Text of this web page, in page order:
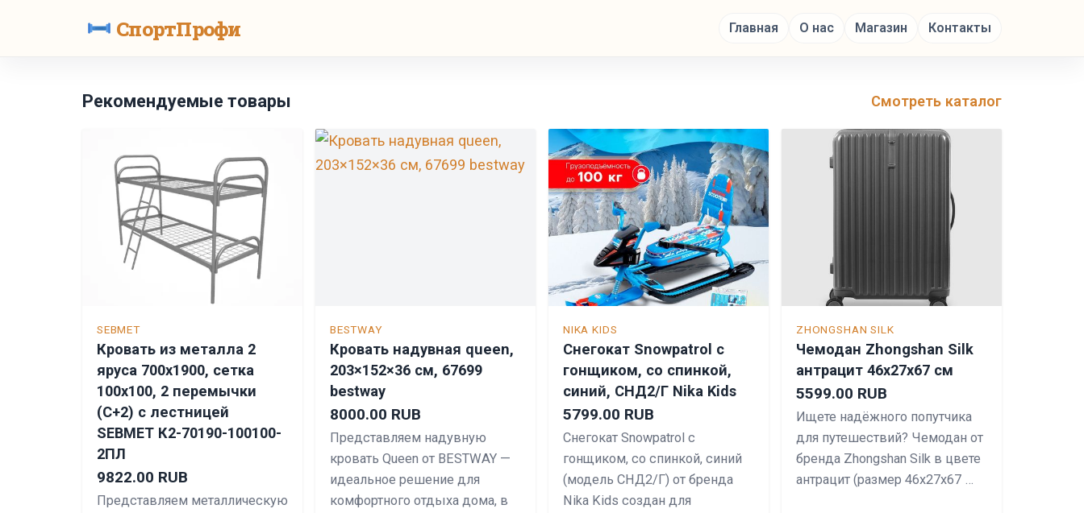
СпортПрофи Главная О нас Магазин Контакты
Рекомендуемые товары Смотреть каталог
SEBMET
Кровать из металла 2
яруса 700х1900, сетка
100х100, 2 перемычки
(С+2) с лестницей
SEBMET К2-70190-100100-
2ПЛ
9822.00 RUB
Представляем металлическую
BESTWAY
Кровать надувная queen,
203×152×36 см, 67699
bestway
8000.00 RUB
Представляем надувную
кровать Queen от BESTWAY —
идеальное решение для
комфортного отдыха дома, в
NIKA KIDS
Снегокат Snowpatrol с
гонщиком, со спинкой,
синий, СНД2/Г Nika Kids
5799.00 RUB
Снегокат Snowpatrol с
гонщиком, со спинкой, синий
(модель СНД2/Г) от бренда
Nika Kids создан для
ZHONGSHAN SILK
Чемодан Zhongshan Silk
антрацит 46х27х67 см
5599.00 RUB
Ищете надёжного попутчика
для путешествий? Чемодан от
бренда Zhongshan Silk в цвете
антрацит (размер 46х27х67 …